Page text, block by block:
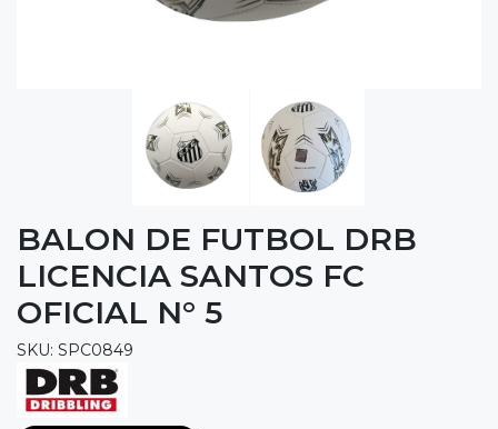
BALON DE FUTBOL DRB
LICENCIA SANTOS FC
OFICIAL N° 5
SKU: SPC0849